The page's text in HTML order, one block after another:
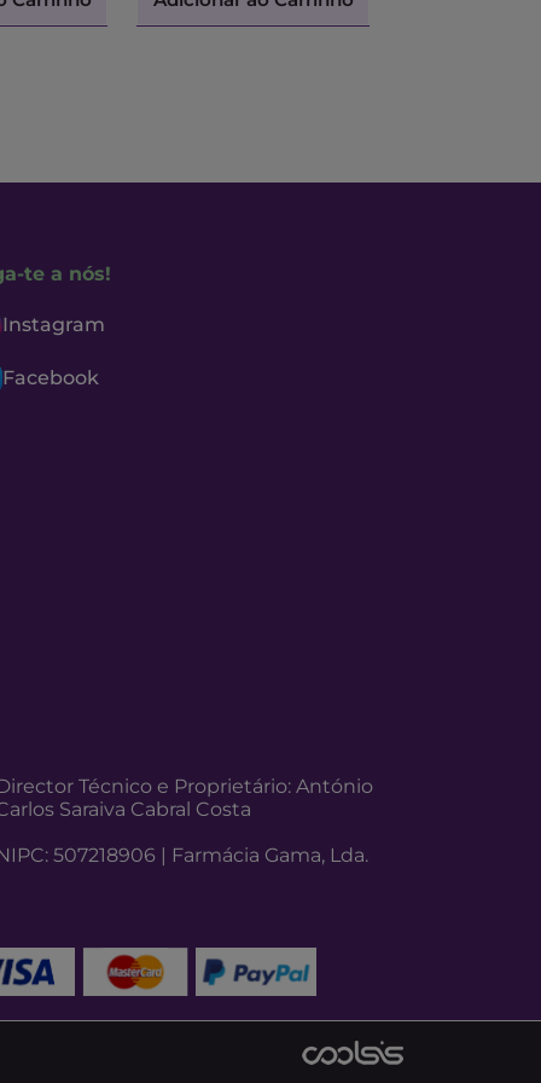
te a nós!
Instagram
Facebook
Técnico e Proprietário: António
Saraiva Cabral Costa
507218906 | Farmácia Gama, Lda.